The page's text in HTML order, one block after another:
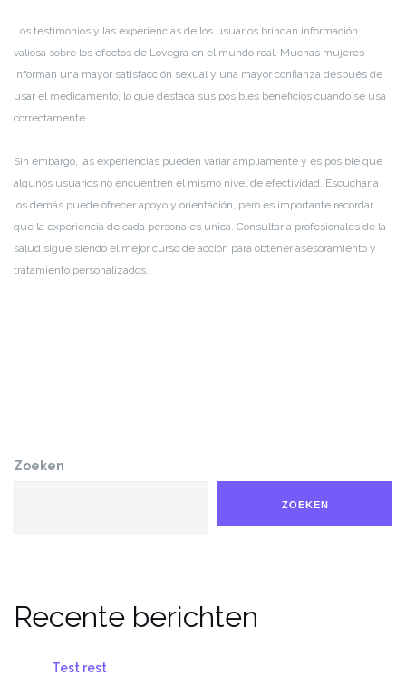
Los testimonios y las experiencias de los usuarios brindan información
valiosa sobre los efectos de Lovegra en el mundo real. Muchas mujeres
informan una mayor satisfacción sexual y una mayor confianza después de
usar el medicamento, lo que destaca sus posibles beneficios cuando se usa
correctamente.
Sin embargo, las experiencias pueden variar ampliamente y es posible que
algunos usuarios no encuentren el mismo nivel de efectividad. Escuchar a
los demás puede ofrecer apoyo y orientación, pero es importante recordar
que la experiencia de cada persona es única. Consultar a profesionales de la
salud sigue siendo el mejor curso de acción para obtener asesoramiento y
tratamiento personalizados.
Zoeken
ZOEKEN
Recente berichten
Test rest